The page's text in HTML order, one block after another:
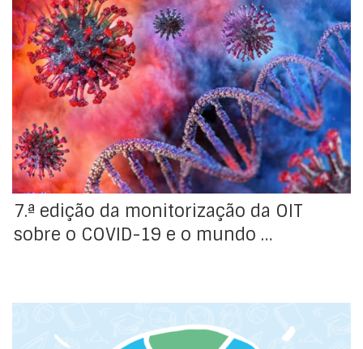
A mais recente avaliação da Organização Internacional
do Trabalho (OIT), sobre o impacto da COVID-19 sobre
o mercado de trabalho revela sinais de recuperação
nos mercados de trabalho em todo o mundo, após
uma crise sem precedentes causada pela pandemia.
As novas estimativas apresentadas na 7.ª da
monitorização da OIT […]
7.ª edição da monitorização da OIT
sobre o COVID-19 e o mundo …